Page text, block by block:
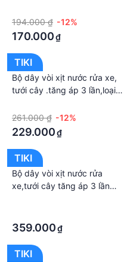
đồng,cút nối nhựa vàng+
tặng mở chai
194.000 ₫ -12%
170.000₫
TIKI
Bộ dây vòi xịt nước rửa xe,
tưới cây .tăng áp 3 lần,loại
đồng,cút nối nhựa vàng+
tặng mở chai
261.000 ₫ -12%
229.000₫
TIKI
Bộ dây vòi xịt nước rửa
xe,tưới cây tăng áp 3 lần
359.000₫
TIKI